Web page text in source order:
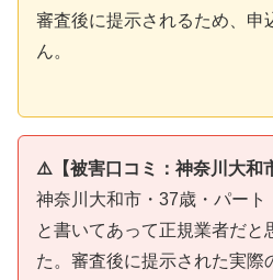
審査後に提示されるため、申
ん。
⚠️【被害口コミ：神奈川大和
神奈川大和市・37歳・パート
と書いてあって正規業者だと
た。審査後に提示された実際